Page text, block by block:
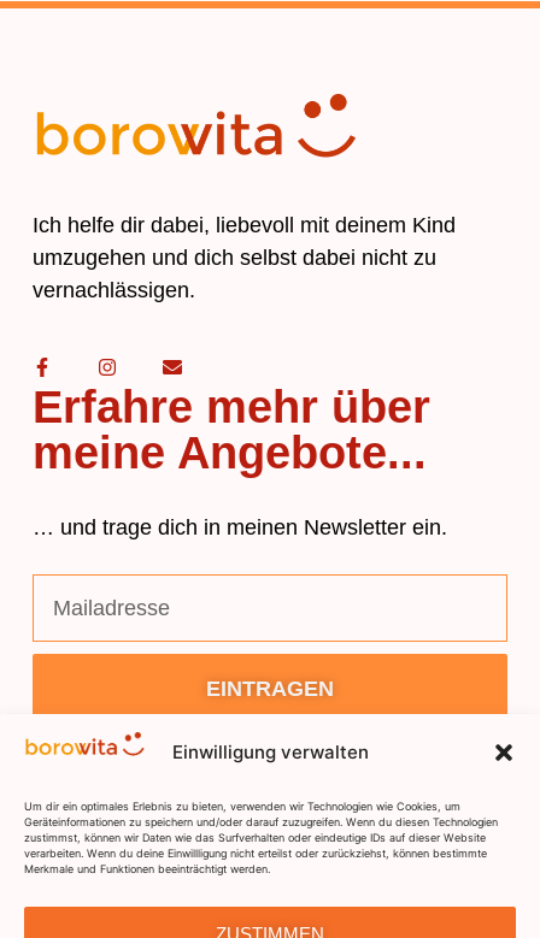
Einwilligung verwalten
Um dir ein optimales Erlebnis zu bieten, verwenden wir Technologien wie Cookies, um
Geräteinformationen zu speichern und/oder darauf zuzugreifen. Wenn du diesen Technologien
zustimmst, können wir Daten wie das Surfverhalten oder eindeutige IDs auf dieser Website
verarbeiten. Wenn du deine Einwillligung nicht erteilst oder zurückziehst, können bestimmte
Merkmale und Funktionen beeinträchtigt werden.
ZUSTIMMEN
Ich helfe dir dabei, liebevoll mit deinem Kind
umzugehen und dich selbst dabei nicht zu
vernachlässigen.
Erfahre mehr über
meine Angebote...
… und trage dich in meinen Newsletter ein.
EINTRAGEN
DSGVO IMPRESSUM KONTAKT